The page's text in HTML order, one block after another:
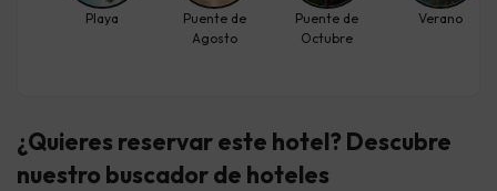
Playa
Puente de
Agosto
Puente de
Octubre
Verano
¿Quieres reservar este hotel? Descubre
nuestro buscador de hoteles